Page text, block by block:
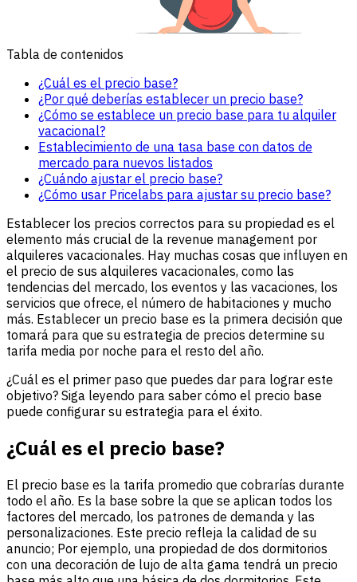
Tabla de contenidos
¿Cuál es el precio base?
¿Por qué deberías establecer un precio base?
¿Cómo se establece un precio base para tu alquiler
vacacional?
Establecimiento de una tasa base con datos de
mercado para nuevos listados
¿Cuándo ajustar el precio base?
¿Cómo usar Pricelabs para ajustar su precio base?
Establecer los precios correctos para su propiedad es el
elemento más crucial de la revenue management por
alquileres vacacionales. Hay muchas cosas que influyen en
el precio de sus alquileres vacacionales, como las
tendencias del mercado, los eventos y las vacaciones, los
servicios que ofrece, el número de habitaciones y mucho
más. Establecer un precio base es la primera decisión que
tomará para que su estrategia de precios determine su
tarifa media por noche para el resto del año.
¿Cuál es el primer paso que puedes dar para lograr este
objetivo? Siga leyendo para saber cómo el precio base
puede configurar su estrategia para el éxito.
¿Cuál es el precio base?
El precio base es la tarifa promedio que cobrarías durante
todo el año. Es la base sobre la que se aplican todos los
factores del mercado, los patrones de demanda y las
personalizaciones. Este precio refleja la calidad de su
anuncio; Por ejemplo, una propiedad de dos dormitorios
con una decoración de lujo de alta gama tendrá un precio